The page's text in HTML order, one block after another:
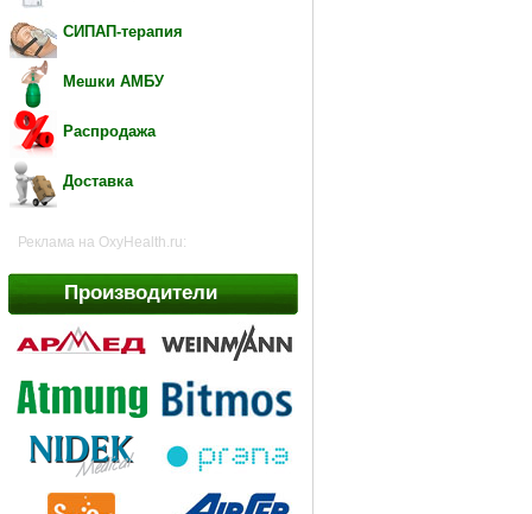
СИПАП-терапия
Мешки АМБУ
Распродажа
Доставка
Реклама на OxyHealth.ru:
Производители